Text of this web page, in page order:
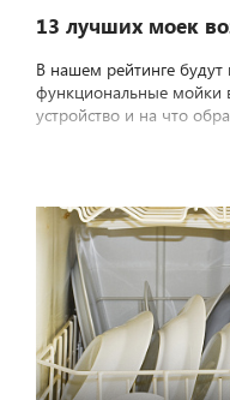
13 лучших моек
В нашем рейтинге
функциональные мойки
устройство и на что